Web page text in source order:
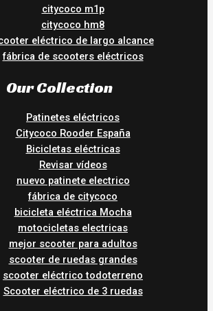
citycoco m1p
citycoco hm8
eléctrico de largo alcance
fábrica de scooters eléctricos
Our Collection
Patinetes eléctricos
Citycoco Rooder España
Bicicletas eléctricas
Revisar vídeos
nuevo patinete electrico
fábrica de citycoco
bicicleta eléctrica Mocha
motocicletas electricas
mejor scooter para adultos
scooter de ruedas grandes
scooter eléctrico todoterreno
Scooter eléctrico de 3 ruedas